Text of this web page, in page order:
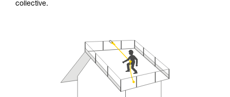
collective.